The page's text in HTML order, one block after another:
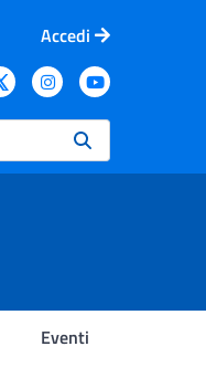
Accedi
Eventi